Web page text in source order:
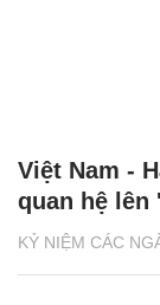
KỶ NIỆM CÁC
Việt Nam -
quan hệ